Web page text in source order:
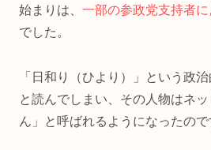
始まりは、 一部の参政党支持者
でした。
「日和り（ひより）」という政
と読んでしまい、その人物はネ
ん」と呼ばれるようになったので